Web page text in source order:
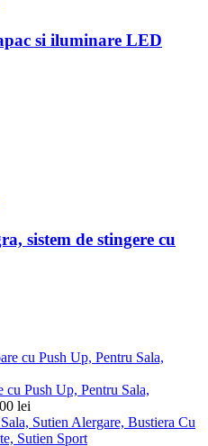
si iluminare LED
sistem de stingere cu
cu Push Up, Pentru Sala,
lei